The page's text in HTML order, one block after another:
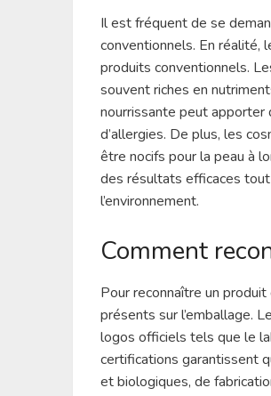
Il est fréquent de se
conventionnels. En réalité,
produits conventionnels.
souvent riches en
nourrissante peut apporter
d’allergies. De plus, les
être nocifs pour la peau à
des résultats efficaces
l’environnement.
Comment
Pour reconnaître un
présents sur l’emballage.
logos officiels tels que le
certifications garantissent
et biologiques, de